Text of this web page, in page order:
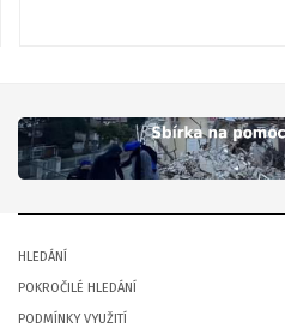
HLEDÁNÍ
POKROČILÉ HLEDÁNÍ
PODMÍNKY VYUŽITÍ